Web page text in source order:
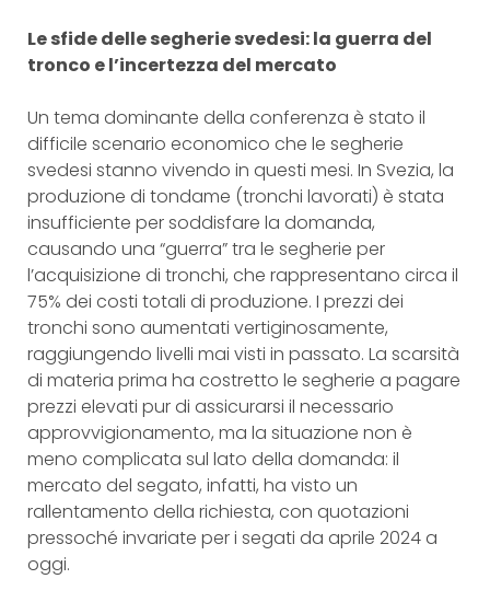
Le sfide delle segherie svedesi: la guerra del
tronco e l’incertezza del mercato
Un tema dominante della conferenza è stato il
difficile scenario economico che le segherie
svedesi stanno vivendo in questi mesi. In Svezia, la
produzione di tondame (tronchi lavorati) è stata
insufficiente per soddisfare la domanda,
causando una “guerra” tra le segherie per
l’acquisizione di tronchi, che rappresentano circa il
75% dei costi totali di produzione. I prezzi dei
tronchi sono aumentati vertiginosamente,
raggiungendo livelli mai visti in passato. La scarsità
di materia prima ha costretto le segherie a pagare
prezzi elevati pur di assicurarsi il necessario
approvvigionamento, ma la situazione non è
meno complicata sul lato della domanda: il
mercato del segato, infatti, ha visto un
rallentamento della richiesta, con quotazioni
pressoché invariate per i segati da aprile 2024 a
oggi.